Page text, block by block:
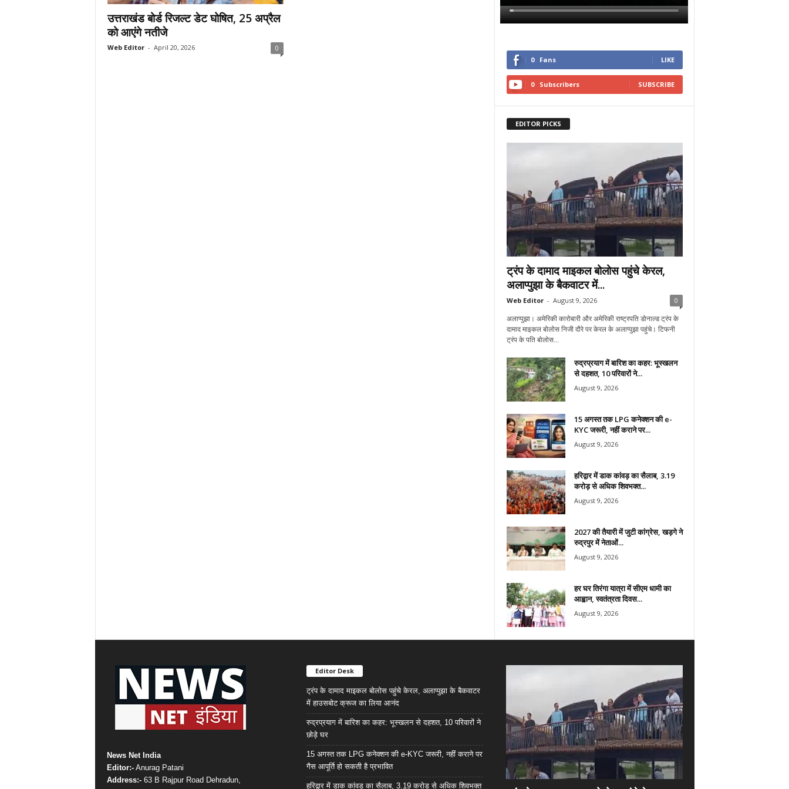
उत्तराखंड बोर्ड रिजल्ट डेट घोषित, 25 अप्रैल
को आएंगे नतीजे
Web Editor - April 20, 2026 0
0 Fans LIKE
0 Subscribers SUBSCRIBE
EDITOR PICKS
ट्रंप के दामाद माइकल बोलोस पहुंचे केरल,
अलाप्पुझा के बैकवाटर में...
Web Editor - August 9, 2026 0
अलाप्पुझा। अमेरिकी कारोबारी और अमेरिकी राष्ट्रपति डोनाल्ड ट्रंप के
दामाद माइकल बोलोस निजी दौरे पर केरल के अलाप्पुझा पहुंचे। टिफनी
ट्रंप के पति बोलोस...
रुद्रप्रयाग में बारिश का कहर: भूस्खलन
से दहशत, 10 परिवारों ने...
August 9, 2026
15 अगस्त तक LPG कनेक्शन की e-
KYC जरूरी, नहीं कराने पर...
August 9, 2026
हरिद्वार में डाक कांवड़ का सैलाब, 3.19
करोड़ से अधिक शिवभक्त...
August 9, 2026
2027 की तैयारी में जुटी कांग्रेस, खड़गे ने
रुद्रपुर में नेताओं...
August 9, 2026
हर घर तिरंगा यात्रा में सीएम धामी का
आह्वान, स्वतंत्रता दिवस...
August 9, 2026
News Net India
Editor:-Anurag Patani
Address:-63 B Rajpur Road Dehradun,
Editor Desk
ट्रंप के दामाद माइकल बोलोस पहुंचे केरल, अलाप्पुझा के बैकवाटर
में हाउसबोट क्रूज का लिया आनंद
रुद्रप्रयाग में बारिश का कहर: भूस्खलन से दहशत, 10 परिवारों ने
छोड़े घर
15 अगस्त तक LPG कनेक्शन की e-KYC जरूरी, नहीं कराने पर
गैस आपूर्ति हो सकती है प्रभावित
हरिद्वार में डाक कांवड़ का सैलाब, 3.19 करोड़ से अधिक शिवभक्त